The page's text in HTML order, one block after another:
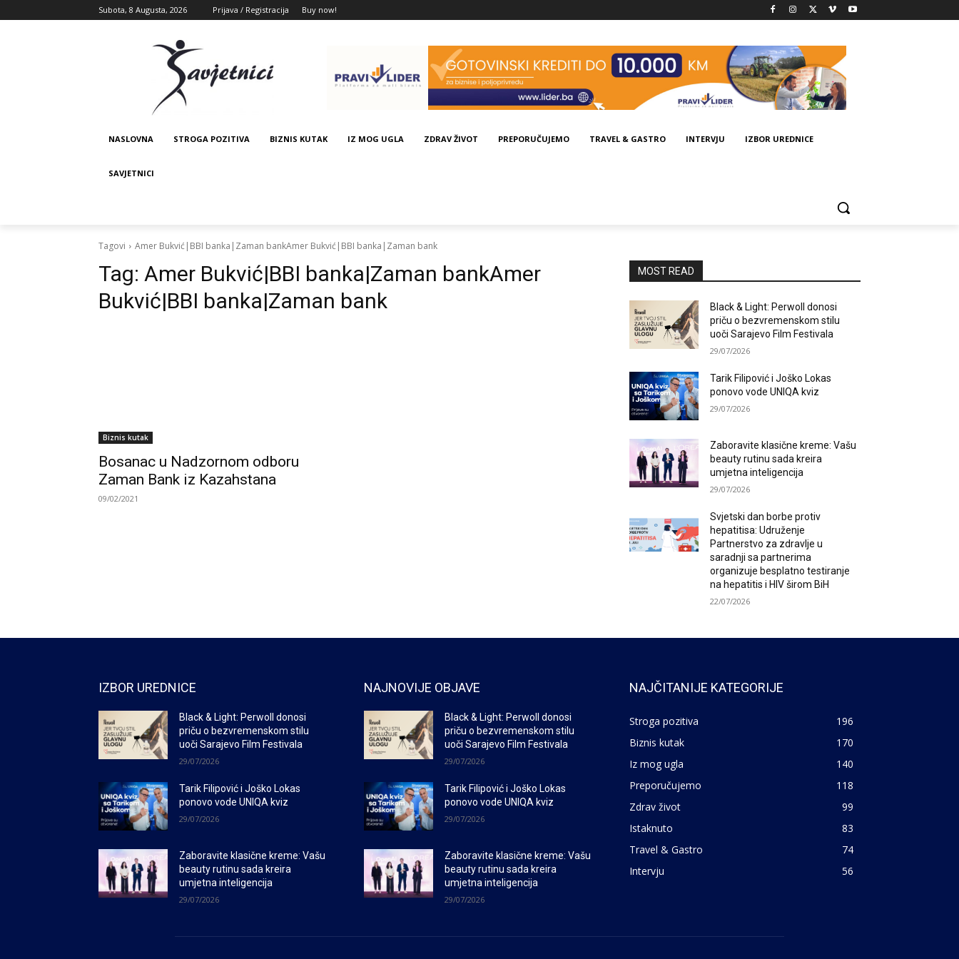
Subota, 8 Augusta, 2026 Prijava / Registracija Buy now!
NASLOVNA STROGA POZITIVA BIZNIS KUTAK IZ MOG UGLA ZDRAV ŽIVOT PREPORUČUJEMO TRAVEL & GASTRO INTERVJU IZBOR UREDNICE
SAVJETNICI
Tagovi Amer Bukvić|BBI banka|Zaman bankAmer Bukvić|BBI banka|Zaman bank
Tag: Amer Bukvić|BBI banka|Zaman bankAmer
Bukvić|BBI banka|Zaman bank
Biznis kutak
Bosanac u Nadzornom odboru
Zaman Bank iz Kazahstana
09/02/2021
MOST READ
Black & Light: Perwoll donosi
priču o bezvremenskom stilu
uoči Sarajevo Film Festivala
29/07/2026
Tarik Filipović i Joško Lokas
ponovo vode UNIQA kviz
29/07/2026
Zaboravite klasične kreme: Vašu
beauty rutinu sada kreira
umjetna inteligencija
29/07/2026
Svjetski dan borbe protiv
hepatitisa: Udruženje
Partnerstvo za zdravlje u
saradnji sa partnerima
organizuje besplatno testiranje
na hepatitis i HIV širom BiH
22/07/2026
IZBOR UREDNICE
Black & Light: Perwoll donosi
priču o bezvremenskom stilu
uoči Sarajevo Film Festivala
29/07/2026
Tarik Filipović i Joško Lokas
ponovo vode UNIQA kviz
29/07/2026
Zaboravite klasične kreme: Vašu
beauty rutinu sada kreira
umjetna inteligencija
29/07/2026
NAJNOVIJE OBJAVE
Black & Light: Perwoll donosi
priču o bezvremenskom stilu
uoči Sarajevo Film Festivala
29/07/2026
Tarik Filipović i Joško Lokas
ponovo vode UNIQA kviz
29/07/2026
Zaboravite klasične kreme: Vašu
beauty rutinu sada kreira
umjetna inteligencija
29/07/2026
NAJČITANIJE KATEGORIJE
Stroga pozitiva
196
Biznis kutak
170
Iz mog ugla
140
Preporučujemo
118
Zdrav život
99
Istaknuto
83
Travel & Gastro
74
Intervju
56